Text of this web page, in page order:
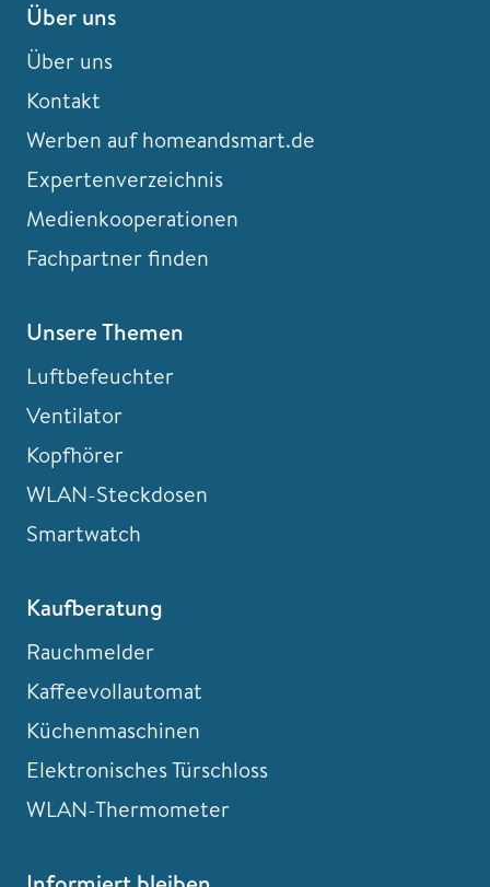
Über uns
Über uns
Kontakt
Werben auf homeandsmart.de
Expertenverzeichnis
Medienkooperationen
Fachpartner finden
Unsere Themen
Luftbefeuchter
Ventilator
Kopfhörer
WLAN-Steckdosen
Smartwatch
Kaufberatung
Rauchmelder
Kaffeevollautomat
Küchenmaschinen
Elektronisches Türschloss
WLAN-Thermometer